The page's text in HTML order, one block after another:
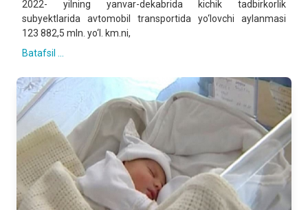
2022- yilning yanvar-dekabrida kichik tadbirkorlik
subyektlarida avtomobil transportida yo‘lovchi aylanmasi
123 882,5 mln. yo‘l. km.ni,
Batafsil ...